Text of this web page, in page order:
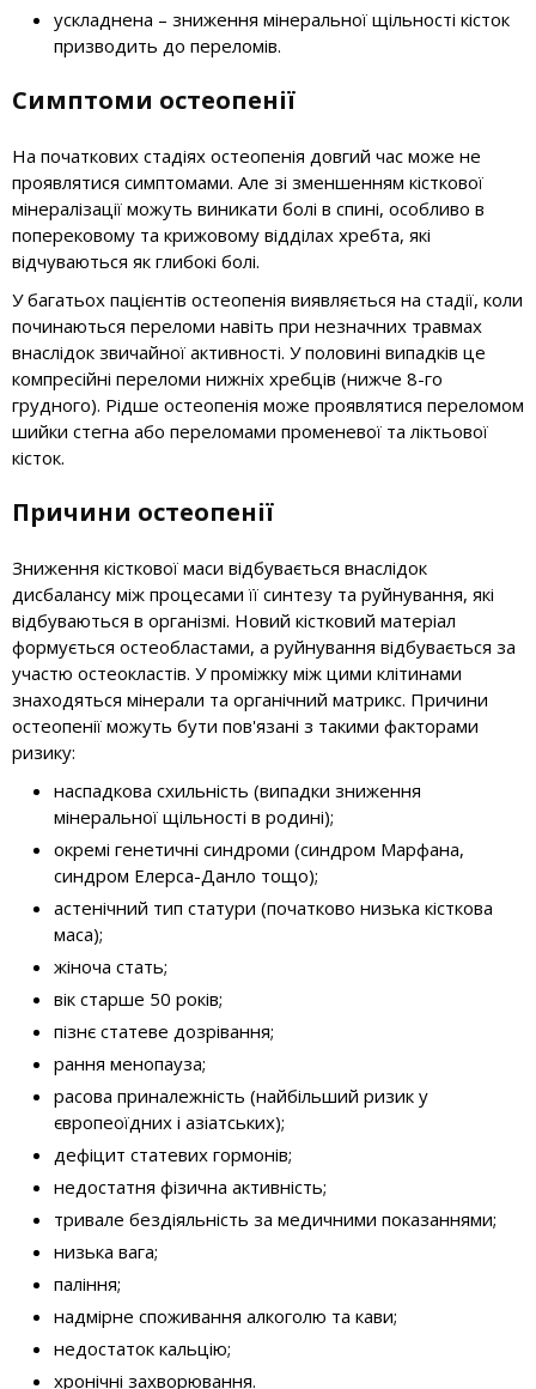
ускладнена – зниження мінеральної щільності кісток
призводить до переломів.
Симптоми остеопенії
На початкових стадіях остеопенія довгий час може не
проявлятися симптомами. Але зі зменшенням кісткової
мінералізації можуть виникати болі в спині, особливо в
поперековому та крижовому відділах хребта, які
відчуваються як глибокі болі.
У багатьох пацієнтів остеопенія виявляється на стадії, коли
починаються переломи навіть при незначних травмах
внаслідок звичайної активності. У половині випадків це
компресійні переломи нижніх хребців (нижче 8-го
грудного). Рідше остеопенія може проявлятися переломом
шийки стегна або переломами променевої та ліктьової
кісток.
Причини остеопенії
Зниження кісткової маси відбувається внаслідок
дисбалансу між процесами її синтезу та руйнування, які
відбуваються в організмі. Новий кістковий матеріал
формується остеобластами, а руйнування відбувається за
участю остеокластів. У проміжку між цими клітинами
знаходяться мінерали та органічний матрикс. Причини
остеопенії можуть бути пов'язані з такими факторами
ризику:
наспадкова схильність (випадки зниження
мінеральної щільності в родині);
окремі генетичні синдроми (синдром Марфана,
синдром Елерса-Данло тощо);
астенічний тип статури (початково низька кісткова
маса);
жіноча стать;
вік старше 50 років;
пізнє статеве дозрівання;
рання менопауза;
расова приналежність (найбільший ризик у
європеоїдних і азіатських);
дефіцит статевих гормонів;
недостатня фізична активність;
тривале бездіяльність за медичними показаннями;
низька вага;
паління;
надмірне споживання алкоголю та кави;
недостаток кальцію;
хронічні захворювання.